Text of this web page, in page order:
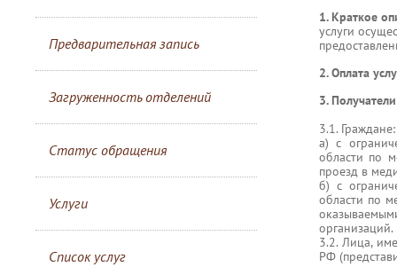
Предварительная запись
Загруженность отделений
Статус обращения
Услуги
Список услуг
1. Краткое
услуги
2. Оплата
3.
3.1. Граждане:
а) с
области по
проезд в
б) с
области по
организаций.
3.2. Лица,
РФ